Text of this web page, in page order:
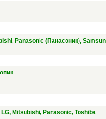
Panasonic (Панасоник),
.
Mitsubishi, Panasonic, Toshiba.